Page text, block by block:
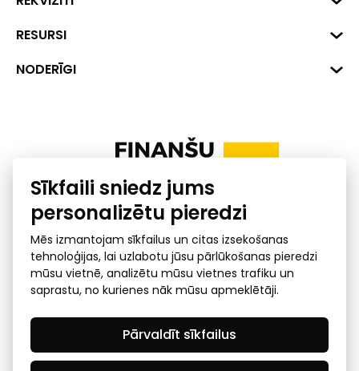
1045
+371 287 18175
Reģ. Nr. 40008002175
Banka: SEB Banka
RESURSI
Dati
Uzņēmumu kredītspējas kalkulators
NODERĪGI
Ombuds
Privātuma politika
GDPR subjekta piekļuves
pieprasījums
© 2026 Latvijas Finanšu nozares asociācija - visas tiesības
Sīkfaili sniedz jums
personalizētu pieredzi
Mēs izmantojam sīkfailus un citas izsekošanas
tehnoloģijas, lai uzlabotu jūsu pārlūkošanas pieredzi
mūsu vietnē, analizētu mūsu vietnes trafiku un
saprastu, no kurienes nāk mūsu apmeklētāji.
Pārvaldīt sīkfailus